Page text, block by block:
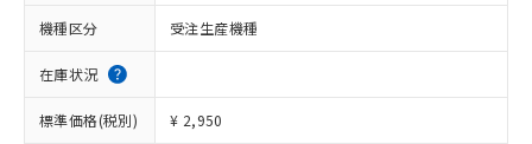
機種区分 受注生産機種
在庫状況
標準価格(税別) ¥ 2,950